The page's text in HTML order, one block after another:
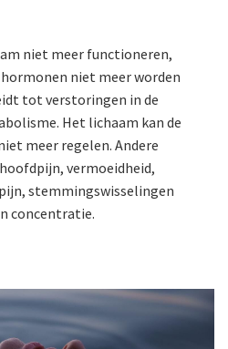
niet meer functioneren,
niet meer worden
tot verstoringen in de
Het lichaam kan de
meer regelen. Andere
vermoeidheid,
stemmingswisselingen
concentratie.